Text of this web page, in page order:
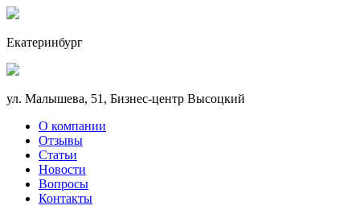
Екатеринбург
ул. Малышева, 51, Бизнес-центр Высоцкий
О компании
Отзывы
Статьи
Новости
Вопросы
Контакты